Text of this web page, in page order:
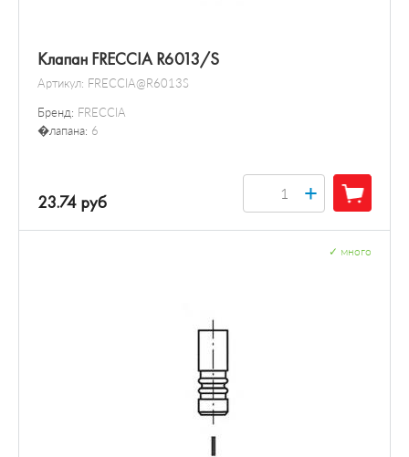
Клапан FRECCIA R6013/S
Артикул: FRECCIA@R6013S
Бренд: FRECCIA
�лапана: 6
23.74 руб +
много